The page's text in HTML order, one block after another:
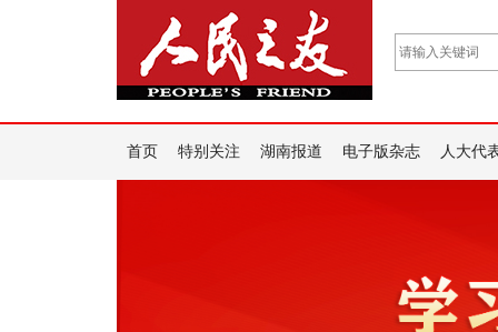
首页 特别关注 湖南报道 电子版杂志 人大代